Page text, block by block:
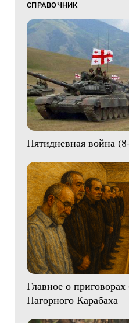
СПРАВОЧНИК
Пятидневная война
Главное о
Нагорного Карабаха